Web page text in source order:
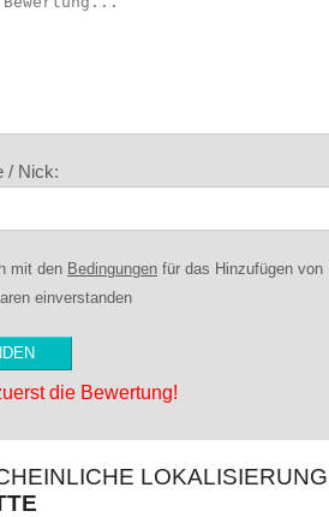
/ Nick:
mit den Bedingungen für das Hinzufügen von
einverstanden
die Bewertung!